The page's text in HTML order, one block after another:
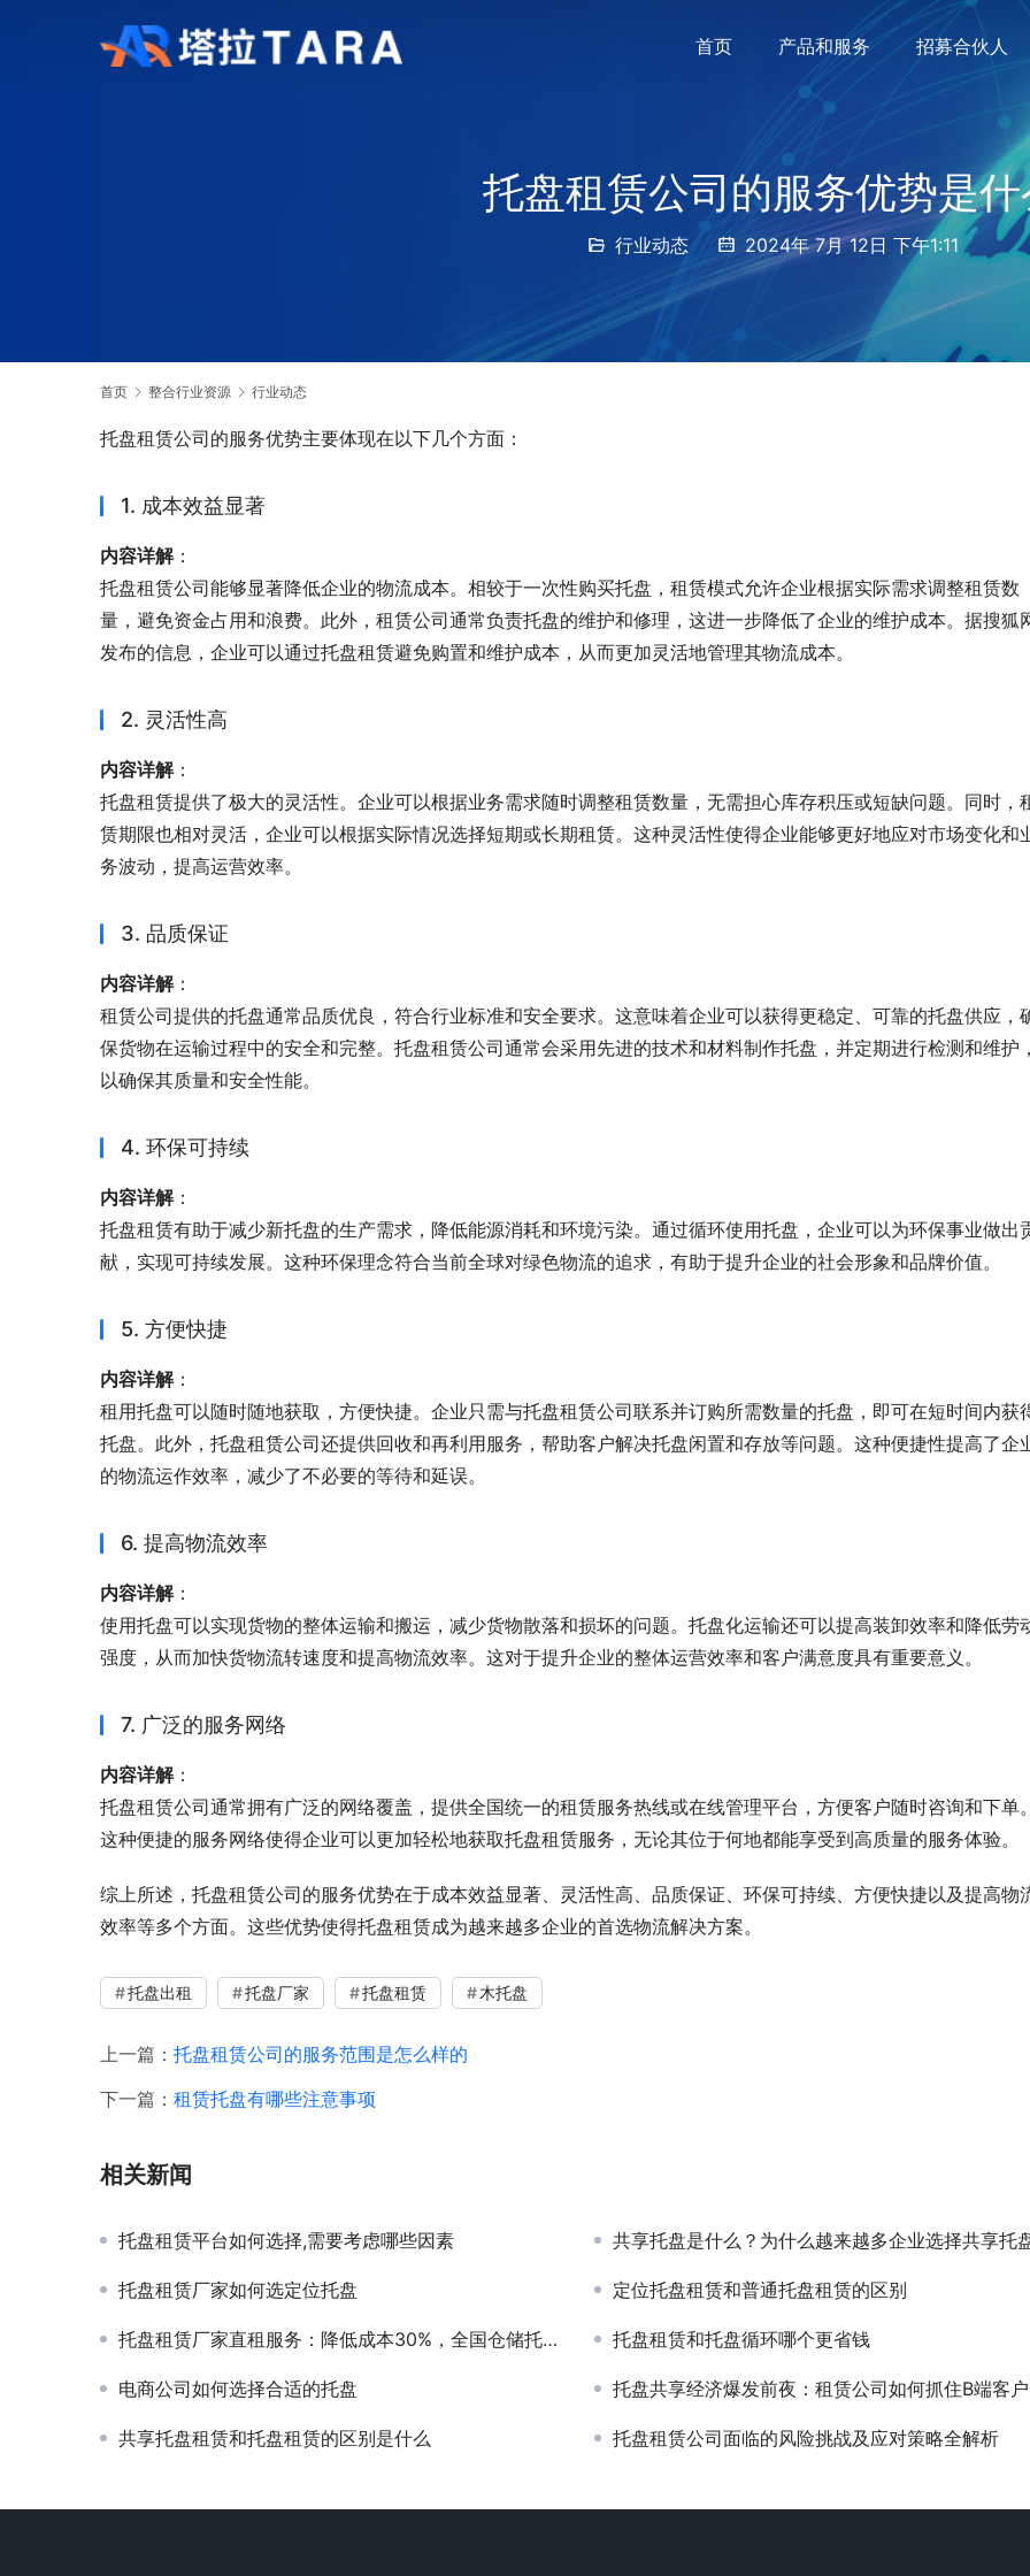
首页 产品和服务 招募合伙人
托盘租赁公司的服务优势是
行业动态 2024年 7月 12日 下午1:11
首页 整合行业资源 行业动态
托盘租赁公司的服务优势主要体现在以下几个方面：
1. 成本效益显著
内容详解：
托盘租赁公司能够显著降低企业的物流成本。相较于一次性购买托盘，租赁模式允许企业根据实际需求调整租赁数
量，避免资金占用和浪费。此外，租赁公司通常负责托盘的维护和修理，这进一步降低了企业的维护成本。据搜狐
发布的信息，企业可以通过托盘租赁避免购置和维护成本，从而更加灵活地管理其物流成本。
2. 灵活性高
内容详解：
托盘租赁提供了极大的灵活性。企业可以根据业务需求随时调整租赁数量，无需担心库存积压或短缺问题。同时，
赁期限也相对灵活，企业可以根据实际情况选择短期或长期租赁。这种灵活性使得企业能够更好地应对市场变化和
务波动，提高运营效率。
3. 品质保证
内容详解：
租赁公司提供的托盘通常品质优良，符合行业标准和安全要求。这意味着企业可以获得更稳定、可靠的托盘供应，
保货物在运输过程中的安全和完整。托盘租赁公司通常会采用先进的技术和材料制作托盘，并定期进行检测和维护，
以确保其质量和安全性能。
4. 环保可持续
内容详解：
托盘租赁有助于减少新托盘的生产需求，降低能源消耗和环境污染。通过循环使用托盘，企业可以为环保事业做出
献，实现可持续发展。这种环保理念符合当前全球对绿色物流的追求，有助于提升企业的社会形象和品牌价值。
5. 方便快捷
内容详解：
租用托盘可以随时随地获取，方便快捷。企业只需与托盘租赁公司联系并订购所需数量的托盘，即可在短时间内获
托盘。此外，托盘租赁公司还提供回收和再利用服务，帮助客户解决托盘闲置和存放等问题。这种便捷性提高了企
的物流运作效率，减少了不必要的等待和延误。
6. 提高物流效率
内容详解：
使用托盘可以实现货物的整体运输和搬运，减少货物散落和损坏的问题。托盘化运输还可以提高装卸效率和降低劳
强度，从而加快货物流转速度和提高物流效率。这对于提升企业的整体运营效率和客户满意度具有重要意义。
7. 广泛的服务网络
内容详解：
托盘租赁公司通常拥有广泛的网络覆盖，提供全国统一的租赁服务热线或在线管理平台，方便客户随时咨询和下单。
这种便捷的服务网络使得企业可以更加轻松地获取托盘租赁服务，无论其位于何地都能享受到高质量的服务体验。
综上所述，托盘租赁公司的服务优势在于成本效益显著、灵活性高、品质保证、环保可持续、方便快捷以及提高物
效率等多个方面。这些优势使得托盘租赁成为越来越多企业的首选物流解决方案。
托盘出租 托盘厂家 托盘租赁 木托盘
上一篇： 托盘租赁公司的服务范围是怎么样的
下一篇： 租赁托盘有哪些注意事项
相关新闻
托盘租赁平台如何选择,需要考虑哪些因素 共享托盘是什么？为什么越来越多企业选择共享托
托盘租赁厂家如何选定位托盘 定位托盘租赁和普通托盘租赁的区别
托盘租赁厂家直租服务：降低成本30%，全国仓储托盘供应解决方案 托盘租赁和托盘循环哪个更省钱
电商公司如何选择合适的托盘 托盘共享经济爆发前夜：租赁公司如何抓住B端客户降本增效刚需？
共享托盘租赁和托盘租赁的区别是什么 托盘租赁公司面临的风险挑战及应对策略全解析